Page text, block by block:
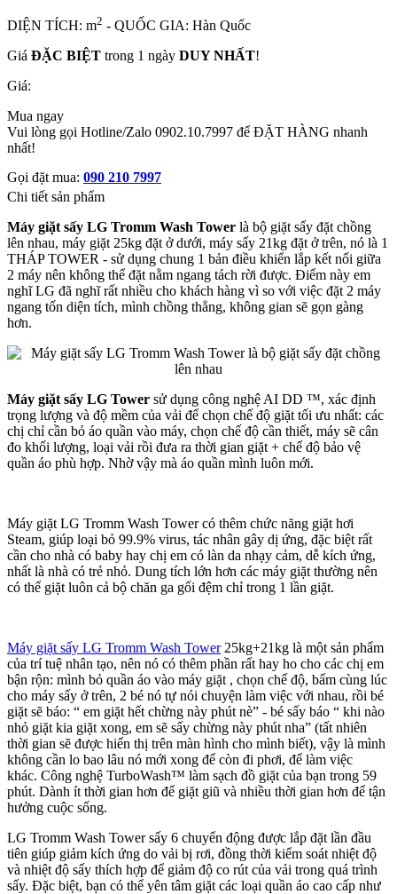
DIỆN TÍCH: m2 - QUỐC GIA: Hàn Quốc
Giá ĐẶC BIỆT trong 1 ngày DUY NHẤT!
Giá:
Mua ngay
Vui lòng gọi Hotline/Zalo 0902.10.7997 để ĐẶT HÀNG nhanh
nhất!
Gọi đặt mua: 090 210 7997
Chi tiết sản phẩm
Máy giặt sấy LG Tromm Wash Tower là bộ giặt sấy đặt chồng
lên nhau, máy giặt 25kg đặt ở dưới, máy sấy 21kg đặt ở trên, nó là 1
THÁP TOWER - sử dụng chung 1 bản điều khiển lắp kết nối giữa
2 máy nên không thể đặt nằm ngang tách rời được. Điểm này em
nghĩ LG đã nghĩ rất nhiều cho khách hàng vì so với việc đặt 2 máy
ngang tốn diện tích, mình chồng thẳng, không gian sẽ gọn gàng
hơn.
Máy giặt sấy LG Tower sử dụng công nghệ AI DD ™, xác định
trọng lượng và độ mềm của vải để chọn chế độ giặt tối ưu nhất: các
chị chỉ cần bỏ áo quần vào máy, chọn chế độ cần thiết, máy sẽ cân
đo khối lượng, loại vải rồi đưa ra thời gian giặt + chế độ bảo vệ
quần áo phù hợp. Nhờ vậy mà áo quần mình luôn mới.
Máy giặt LG Tromm Wash Tower có thêm chức năng giặt hơi
Steam, giúp loại bỏ 99.9% virus, tác nhân gây dị ứng, đặc biệt rất
cần cho nhà có baby hay chị em có làn da nhạy cảm, dễ kích ứng,
nhất là nhà có trẻ nhỏ. Dung tích lớn hơn các máy giặt thường nên
có thể giặt luôn cả bộ chăn ga gối đệm chỉ trong 1 lần giặt.
Máy giặt sấy LG Tromm Wash Tower25kg+21kg là một sản phẩm
của trí tuệ nhân tạo, nên nó có thêm phần rất hay ho cho các chị em
bận rộn: mình bỏ quần áo vào máy giặt , chọn chế độ, bấm cùng lúc
cho máy sấy ở trên, 2 bé nó tự nói chuyện làm việc với nhau, rồi bé
giặt sẽ báo: “ em giặt hết chừng này phút nè” - bé sấy báo “ khi nào
nhỏ giặt kia giặt xong, em sẽ sấy chừng này phút nha” (tất nhiên
thời gian sẽ được hiển thị trên màn hình cho mình biết), vậy là mình
không cần lo bao lâu nó mới xong để còn đi phơi, để làm việc
khác. Công nghệ TurboWash™ làm sạch đồ giặt của bạn trong 59
phút. Dành ít thời gian hơn để giặt giũ và nhiều thời gian hơn để tận
hưởng cuộc sống.
LG Tromm Wash Tower sấy 6 chuyển động được lắp đặt lần đầu
tiên giúp giảm kích ứng do vải bị rơi, đồng thời kiểm soát nhiệt độ
và nhiệt độ sấy thích hợp để giảm độ co rút của vải trong quá trình
sấy. Đặc biệt, bạn có thể yên tâm giặt các loại quần áo cao cấp như